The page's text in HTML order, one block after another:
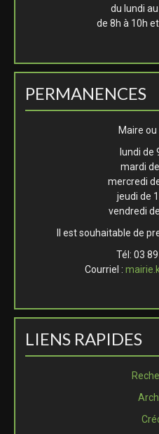
du lundi
de 8h à 10h
PERMANENCES
Maire
lundi de
mardi
mercredi
jeudi de
vendredi
Il est souhaitable de
Tél: 03
Courriel :
LIENS RAPIDES